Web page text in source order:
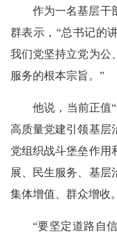
作为一名基层干
群表示，“总书记的
我们党坚持立党为公
服务的根本宗旨。”
他说，当前正值
高质量党建引领基层
党组织战斗堡垒作用
展、民生服务、基层
集体增值、群众增收。
“要坚定道路自